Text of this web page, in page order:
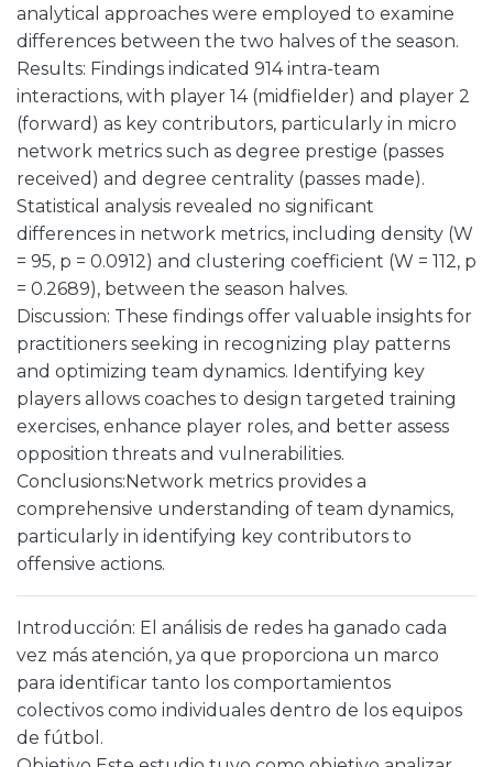
analytical approaches were employed to examine
differences between the two halves of the season.
Results: Findings indicated 914 intra-team
interactions, with player 14 (midfielder) and player 2
(forward) as key contributors, particularly in micro
network metrics such as degree prestige (passes
received) and degree centrality (passes made).
Statistical analysis revealed no significant
differences in network metrics, including density (W
= 95, p = 0.0912) and clustering coefficient (W = 112, p
= 0.2689), between the season halves.
Discussion: These findings offer valuable insights for
practitioners seeking in recognizing play patterns
and optimizing team dynamics. Identifying key
players allows coaches to design targeted training
exercises, enhance player roles, and better assess
opposition threats and vulnerabilities.
Conclusions:Network metrics provides a
comprehensive understanding of team dynamics,
particularly in identifying key contributors to
offensive actions.
Introducción: El análisis de redes ha ganado cada
vez más atención, ya que proporciona un marco
para identificar tanto los comportamientos
colectivos como individuales dentro de los equipos
de fútbol.